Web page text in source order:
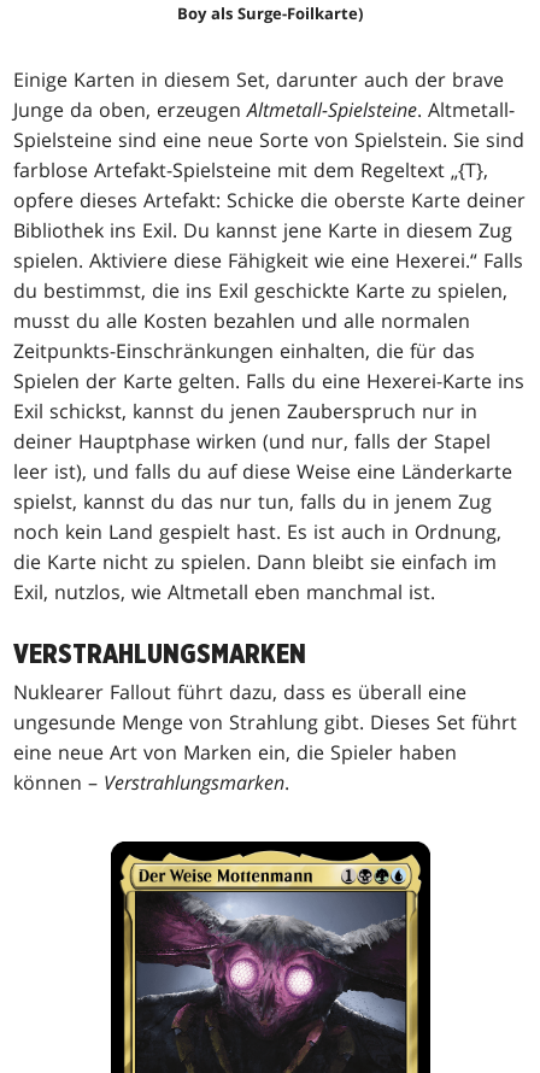
Boy als Surge-Foilkarte)
Einige Karten in diesem Set, darunter auch der brave
Junge da oben, erzeugenAltmetall-Spielsteine. Altmetall-
Spielsteine sind eine neue Sorte von Spielstein. Sie sind
farblose Artefakt-Spielsteine mit dem Regeltext „{T},
opfere dieses Artefakt: Schicke die oberste Karte deiner
Bibliothek ins Exil. Du kannst jene Karte in diesem Zug
spielen. Aktiviere diese Fähigkeit wie eine Hexerei.“ Falls
du bestimmst, die ins Exil geschickte Karte zu spielen,
musst du alle Kosten bezahlen und alle normalen
Zeitpunkts-Einschränkungen einhalten, die für das
Spielen der Karte gelten. Falls du eine Hexerei-Karte ins
Exil schickst, kannst du jenen Zauberspruch nur in
deiner Hauptphase wirken (und nur, falls der Stapel
leer ist), und falls du auf diese Weise eine Länderkarte
spielst, kannst du das nur tun, falls du in jenem Zug
noch kein Land gespielt hast. Es ist auch in Ordnung,
die Karte nicht zu spielen. Dann bleibt sie einfach im
Exil, nutzlos, wie Altmetall eben manchmal ist.
VERSTRAHLUNGSMARKEN
Nuklearer Fallout führt dazu, dass es überall eine
ungesunde Menge von Strahlung gibt. Dieses Set führt
eine neue Art von Marken ein, die Spieler haben
können – Verstrahlungsmarken.